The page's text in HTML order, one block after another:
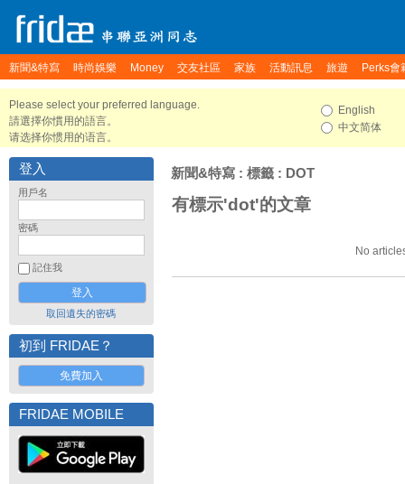
新聞&特寫 時尚娛樂 Money 交友社區 家族 活動訊息 旅遊 Perks會
Please select your preferred language.
請選擇你慣用的語言。
请选择你惯用的语言。
English
中文简体
登入
用戶名
密碼
記住我
取回遺失的密碼
初到 FRIDAE？
免費加入
FRIDAE MOBILE
新聞&特寫 : 標籤 : DOT
有標示'dot'的文章
No